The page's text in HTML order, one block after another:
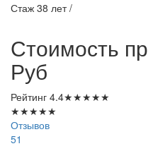
Стаж 38 лет /
Стоимость
Руб
Рейтинг 4.4★★★★★
★★★★★
Отзывов
51